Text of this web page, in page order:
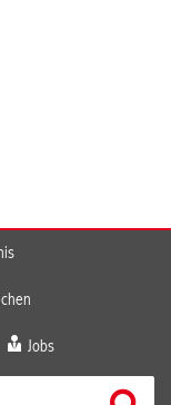
Jobs